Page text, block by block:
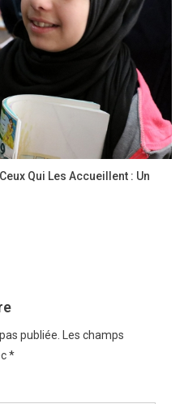
Qui Les Accueillent : Un
publiée. Les champs
*